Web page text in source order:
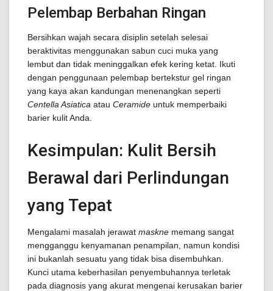
Pelembap Berbahan Ringan
Bersihkan wajah secara disiplin setelah selesai
beraktivitas menggunakan sabun cuci muka yang
lembut dan tidak meninggalkan efek kering ketat. Ikuti
dengan penggunaan pelembap bertekstur gel ringan
yang kaya akan kandungan menenangkan seperti
Centella Asiatica atau Ceramide untuk memperbaiki
barier kulit Anda.
Kesimpulan: Kulit Bersih
Berawal dari Perlindungan
yang Tepat
Mengalami masalah jerawat maskne memang sangat
mengganggu kenyamanan penampilan, namun kondisi
ini bukanlah sesuatu yang tidak bisa disembuhkan.
Kunci utama keberhasilan penyembuhannya terletak
pada diagnosis yang akurat mengenai kerusakan barier